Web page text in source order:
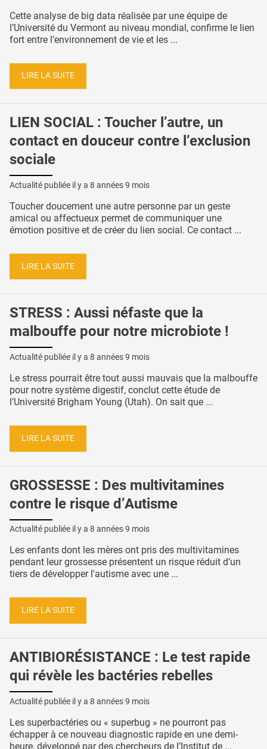
Cette analyse de big data réalisée par une équipe de
l’Université du Vermont au niveau mondial, confirme le lien
fort entre l’environnement de vie et les ...
LIRE LA SUITE
LIEN SOCIAL : Toucher l’autre, un
contact en douceur contre l’exclusion
sociale
Actualité publiée il y a 8 années 9 mois
Toucher doucement une autre personne par un geste
amical ou affectueux permet de communiquer une
émotion positive et de créer du lien social. Ce contact ...
LIRE LA SUITE
STRESS : Aussi néfaste que la
malbouffe pour notre microbiote !
Actualité publiée il y a 8 années 9 mois
Le stress pourrait être tout aussi mauvais que la malbouffe
pour notre système digestif, conclut cette étude de
l’Université Brigham Young (Utah). On sait que ...
LIRE LA SUITE
GROSSESSE : Des multivitamines
contre le risque d’Autisme
Actualité publiée il y a 8 années 9 mois
Les enfants dont les mères ont pris des multivitamines
pendant leur grossesse présentent un risque réduit d’un
tiers de développer l'autisme avec une ...
LIRE LA SUITE
ANTIBIORÉSISTANCE : Le test rapide
qui révèle les bactéries rebelles
Actualité publiée il y a 8 années 9 mois
Les superbactéries ou « superbug » ne pourront pas
échapper à ce nouveau diagnostic rapide en une demi-
heure, développé par des chercheurs de l’Institut de ...